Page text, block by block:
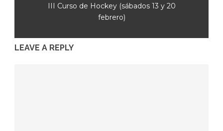
III Curso de Hockey (sábados 13 y 20
febrero)
LEAVE A REPLY